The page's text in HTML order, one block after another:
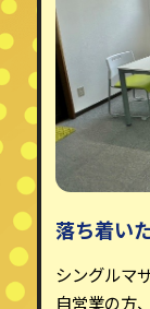
落ち着い
シングルマ
自営業の方